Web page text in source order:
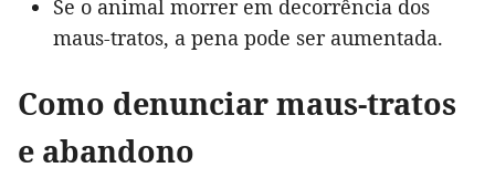
Se o animal morrer em decorrência dos
maus-tratos, a pena pode ser aumentada.
Como denunciar maus-tratos
e abandono